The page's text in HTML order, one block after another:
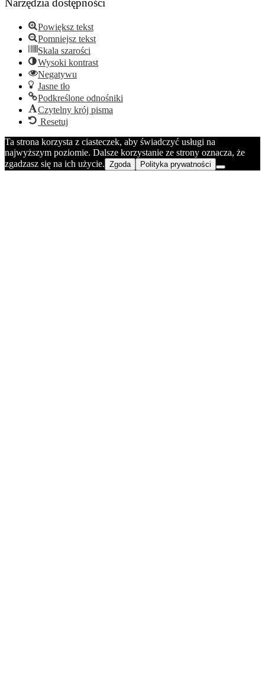
Narzędzia dostępności
Powiększ tekst
Pomniejsz tekst
Skala szarości
Wysoki kontrast
Negatywu
Jasne tło
Podkreślone odnośniki
Czytelny krój pisma
Resetuj
Ta strona korzysta z ciasteczek, aby świadczyć usługi na
najwyższym poziomie. Dalsze korzystanie ze strony oznacza, że
zgadzasz się na ich użycie. Zgoda Polityka prywatności